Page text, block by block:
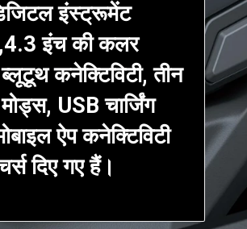
इंस्ट्रूमेंट
इंच की कलर
कनेक्टिविटी, तीन
USB चार्जिंग
ऐप कनेक्टिविटी
दिए गए हैं।